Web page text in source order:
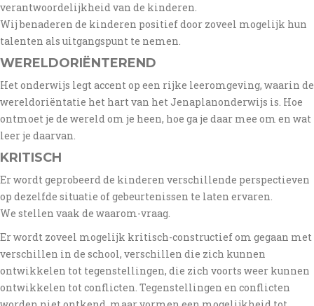
verantwoordelijkheid van de kinderen.
Wij benaderen de kinderen positief door zoveel mogelijk hun
talenten als uitgangspunt te nemen.
WERELDORIËNTEREND
Het onderwijs legt accent op een rijke leeromgeving, waarin de
wereldoriëntatie het hart van het Jenaplanonderwijs is. Hoe
ontmoet je de wereld om je heen, hoe ga je daar mee om en wat
leer je daarvan.
KRITISCH
Er wordt geprobeerd de kinderen verschillende perspectieven
op dezelfde situatie of gebeurtenissen te laten ervaren.
We stellen vaak de waarom-vraag.
Er wordt zoveel mogelijk kritisch-constructief om gegaan met
verschillen in de school, verschillen die zich kunnen
ontwikkelen tot tegenstellingen, die zich voorts weer kunnen
ontwikkelen tot conflicten. Tegenstellingen en conflicten